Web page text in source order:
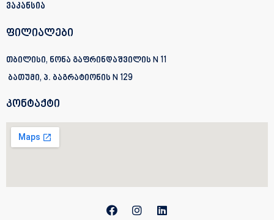
ვაკანსია
ფილიალები
თბილისი, ნონა გაფრინდაშვილის N 11
ბათუმი, პ. ბაგრატიონის N 129
კონტაქტი